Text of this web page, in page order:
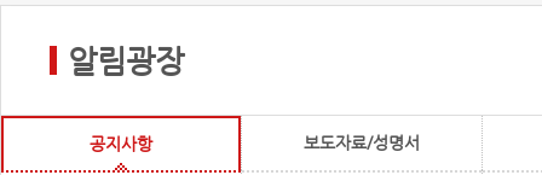
알림광장
공지사항 보도자료/성명서